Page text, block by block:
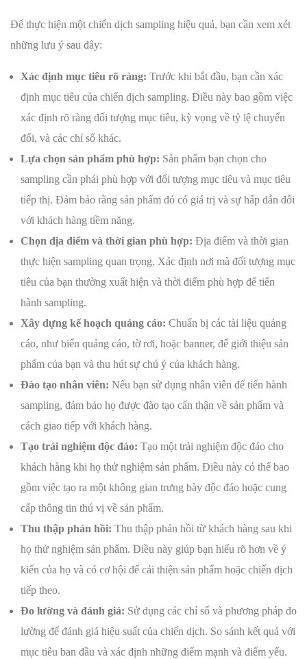
Để thực hiện một chiến dịch sampling hiệu quả, bạn cần xem xét
những lưu ý sau đây:
Xác định mục tiêu rõ ràng: Trước khi bắt đầu, bạn cần xác
định mục tiêu của chiến dịch sampling. Điều này bao gồm việc
xác định rõ ràng đối tượng mục tiêu, kỳ vọng về tỷ lệ chuyển
đổi, và các chỉ số khác.
Lựa chọn sản phẩm phù hợp: Sản phẩm bạn chọn cho
sampling cần phải phù hợp với đối tượng mục tiêu và mục tiêu
tiếp thị. Đảm bảo rằng sản phẩm đó có giá trị và sự hấp dẫn đối
với khách hàng tiềm năng.
Chọn địa điểm và thời gian phù hợp: Địa điểm và thời gian
thực hiện sampling quan trọng. Xác định nơi mà đối tượng mục
tiêu của bạn thường xuất hiện và thời điểm phù hợp để tiến
hành sampling.
Xây dựng kế hoạch quảng cáo: Chuẩn bị các tài liệu quảng
cáo, như biển quảng cáo, tờ rơi, hoặc banner, để giới thiệu sản
phẩm của bạn và thu hút sự chú ý của khách hàng.
Đào tạo nhân viên: Nếu bạn sử dụng nhân viên để tiến hành
sampling, đảm bảo họ được đào tạo cẩn thận về sản phẩm và
cách giao tiếp với khách hàng.
Tạo trải nghiệm độc đáo: Tạo một trải nghiệm độc đáo cho
khách hàng khi họ thử nghiệm sản phẩm. Điều này có thể bao
gồm việc tạo ra một không gian trưng bày độc đáo hoặc cung
cấp thông tin thú vị về sản phẩm.
Thu thập phản hồi: Thu thập phản hồi từ khách hàng sau khi
họ thử nghiệm sản phẩm. Điều này giúp bạn hiểu rõ hơn về ý
kiến của họ và có cơ hội để cải thiện sản phẩm hoặc chiến dịch
tiếp theo.
Đo lường và đánh giá: Sử dụng các chỉ số và phương pháp đo
lường để đánh giá hiệu suất của chiến dịch. So sánh kết quả với
mục tiêu ban đầu và xác định những điểm mạnh và điểm yếu.